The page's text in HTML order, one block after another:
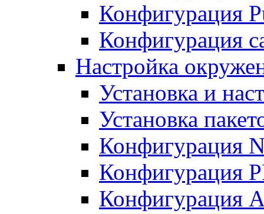
Конфигурация
Конфигурация
Настройка
Установка и
Установка
Конфигурация
Конфигурация
Конфигурация